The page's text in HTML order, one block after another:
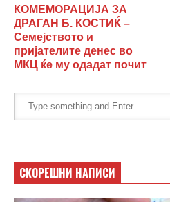
КОМЕМОРАЦИЈА ЗА
ДРАГАН Б. КОСТИЌ –
Семејството и
пријателите денес во
МКЦ ќе му одадат почит
СКОРЕШНИ НАПИСИ